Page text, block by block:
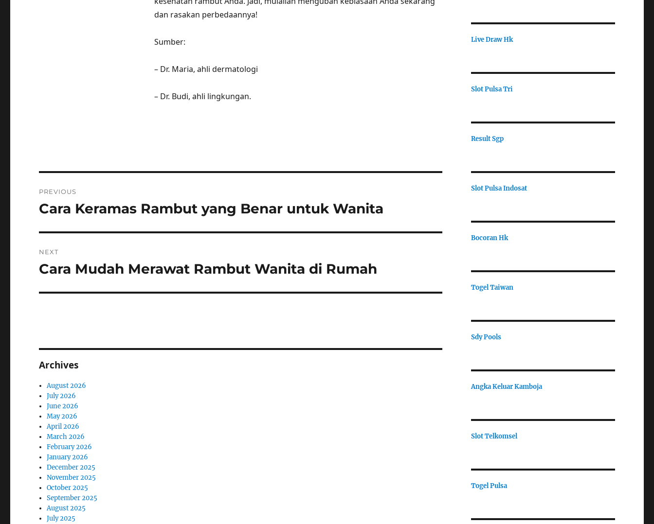
dan rasakan perbedaannya!
Sumber:
– Dr. Maria, ahli dermatologi
– Dr. Budi, ahli lingkungan.
navigation
PREVIOUS
Previous
Cara Keramas Rambut yang Benar untuk Wanita
NEXT
Next
Cara Mudah Merawat Rambut Wanita di Rumah
Archives
August 2026
July 2026
June 2026
May 2026
April 2026
March 2026
February 2026
January 2026
December 2025
November 2025
October 2025
September 2025
August 2025
July 2025
Live Draw Hk
Slot Pulsa Tri
Result Sgp
Slot Pulsa Indosat
Bocoran Hk
Togel Taiwan
Sdy Pools
Angka Keluar Kamboja
Slot Telkomsel
Togel Pulsa